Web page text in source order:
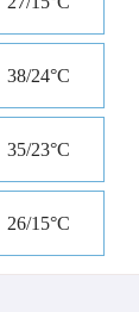
38/24°C
35/23°C
26/15°C